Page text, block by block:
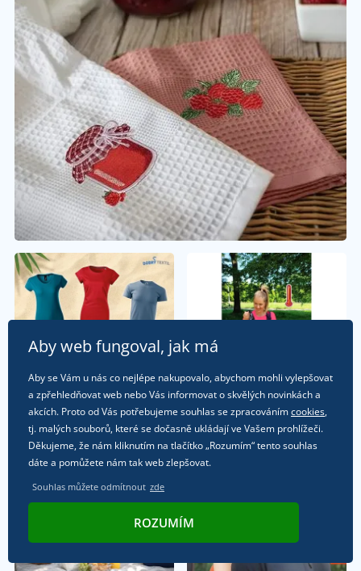
Aby web fungoval, jak má
Aby se Vám u nás co nejlépe nakupovalo, abychom mohli vylepšovat
a zpřehledňovat web nebo Vás informovat o skvělých novinkách a
akcích. Proto od Vás potřebujeme souhlas se zpracovánímcookies,
tj. malých souborů, které se dočasně ukládají ve Vašem prohlížeči.
Děkujeme, že nám kliknutím na tlačítko „Rozumím“ tento souhlas
dáte a pomůžete nám tak web zlepšovat.
Souhlas můžete odmítnout zde
ROZUMÍM